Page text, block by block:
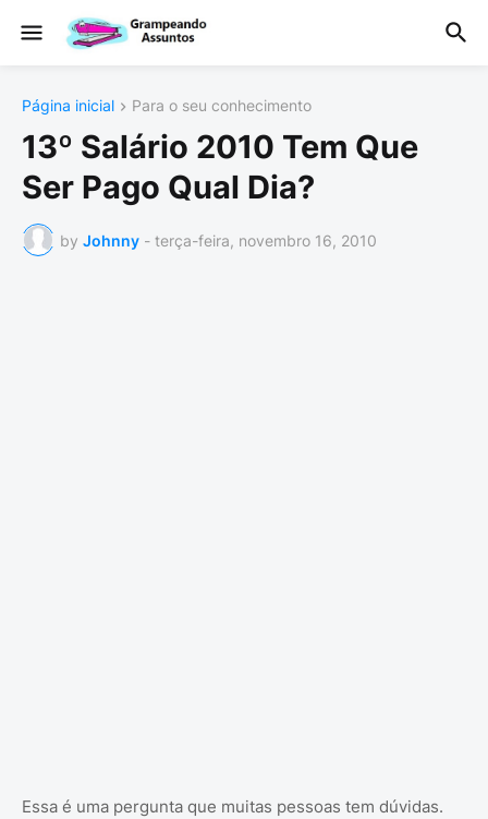
Página inicial Para o seu conhecimento
13º Salário 2010 Tem Que
Ser Pago Qual Dia?
by Johnny - terça-feira, novembro 16, 2010
Essa é uma pergunta que muitas pessoas tem dúvidas.